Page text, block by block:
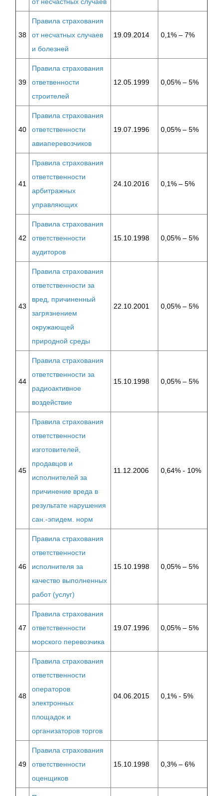
38
Правила страхования
от несчатных случаев
и болезней
19.09.2014 0,1% – 7%
39
Правила страхования
ответвенности
строителей
12.05.1999 0,05% – 5%
40
Правила страхования
ответственности
авиаперевозчиков
19.07.1996 0,05% – 5%
41
Правила страхования
ответственности
арбитражных
управляющих
24.10.2016 0,1% – 5%
42
Правила страхования
ответственности
аудиторов
15.10.1998 0,05% – 5%
43
Правила страхования
ответственности за
вред, причиненный
загрязнением
окружающей
природной среды
22.10.2001 0,05% – 5%
44
Правила страхования
ответственности за
радиоактивное
воздействие
15.10.1998 0,05% – 5%
45
Правила страхования
ответственности
изготовителей,
продавцов и
исполнителей за
причинение вреда в
результате нарушения
сан.-эпидем. норм
11.12.2006 0,64% - 10%
46
Правила страхования
ответственности
исполнителя за
качество выполненных
работ (услуг)
15.10.1998 0,05% – 5%
47
Правила страхования
ответственности
морского перевозчика
19.07.1996 0,05% – 5%
48
Правила страхования
ответственности
операторов
электронных
площадок и
организаторов торгов
04.06.2015 0,1% - 5%
49
Правила страхования
ответственности
оценщиков
15.10.1998 0,3% – 6%